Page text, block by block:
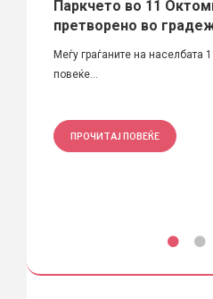
Паркчето во 11
претворено во
Меѓу граѓаните на населбата
повеќе...
ПРОЧИТАЈ ПОВЕЌЕ